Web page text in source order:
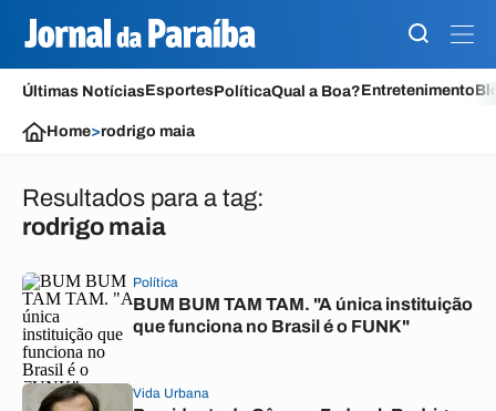
Últimas NotíciasEsportesPolíticaQual a Boa?Entretenimento
Home>rodrigo maia
Resultados para a tag:
rodrigo maia
Política
BUM BUM TAM TAM. "A única instituição
que funciona no Brasil é o FUNK"
Vida Urbana